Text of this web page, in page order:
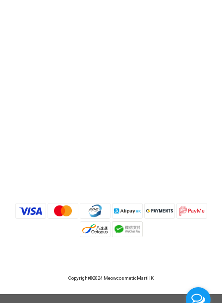
Copyright©2024 MeowcosmeticMartHK